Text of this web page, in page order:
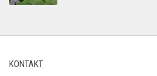
KONTAKT